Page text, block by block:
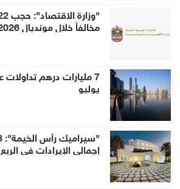
مخالفاً خلال مونديال 2026
7 مليارات درهم
يوليو
إجمالي الإيرادات في